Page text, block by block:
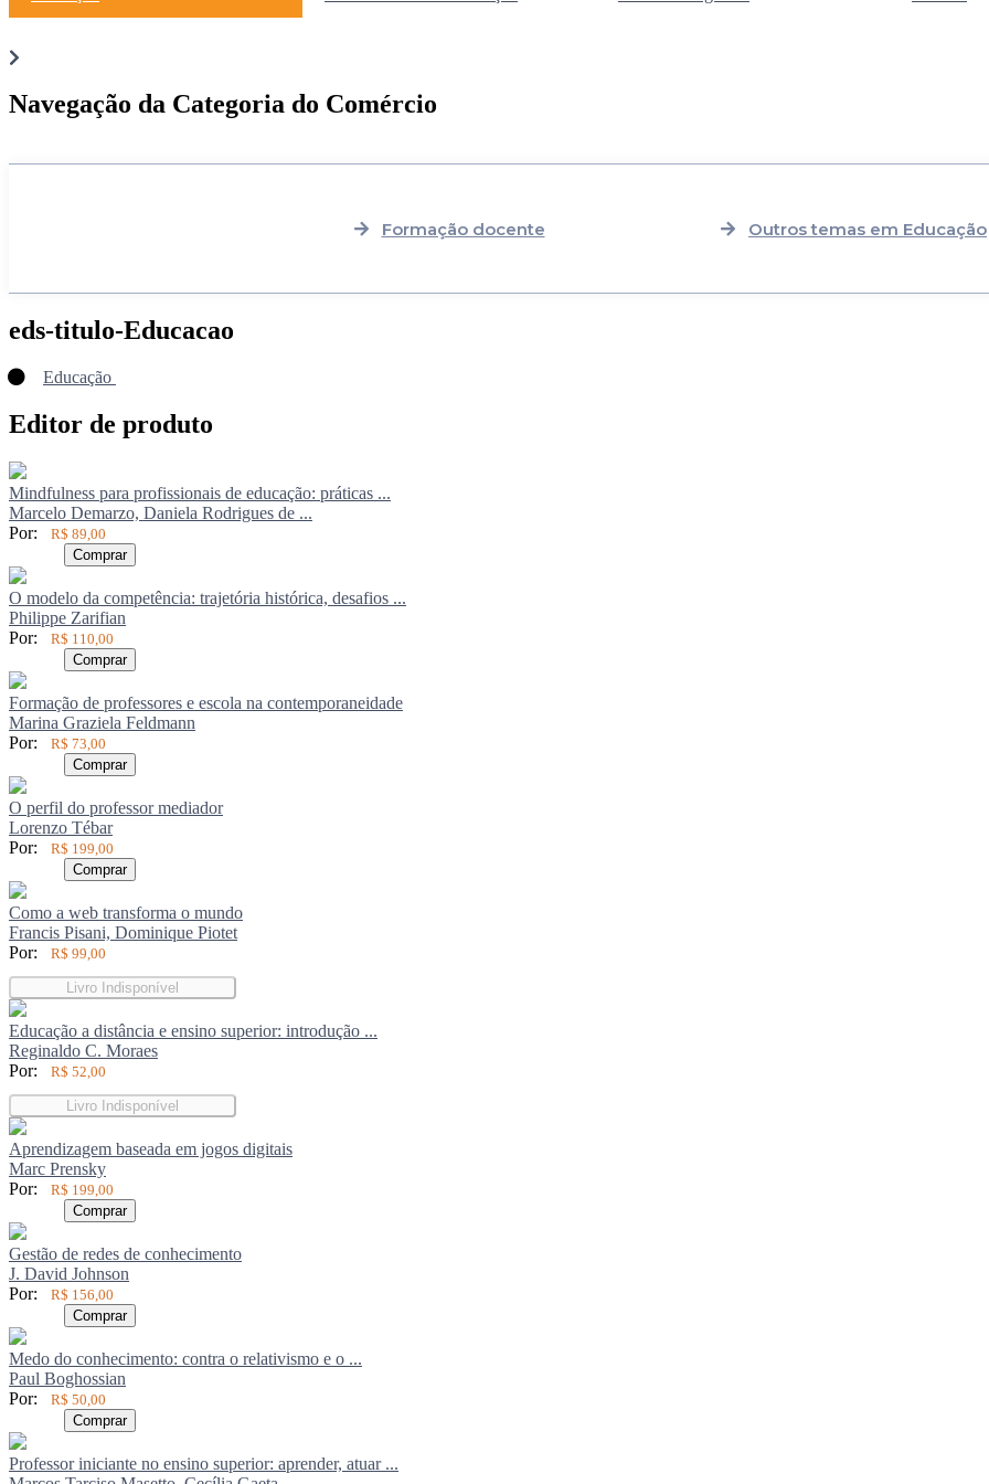
Navegação da Categoria do Comércio
Formação docente Outros temas em Educação
eds-titulo-Educacao
Educação
Editor de produto
Mindfulness para profissionais de educação: práticas ...
Marcelo Demarzo, Daniela Rodrigues de ...
Por:
R$ 89,00
Comprar
O modelo da competência: trajetória histórica, desafios ...
Philippe Zarifian
Por:
R$ 110,00
Comprar
Formação de professores e escola na contemporaneidade
Marina Graziela Feldmann
Por:
R$ 73,00
Comprar
O perfil do professor mediador
Lorenzo Tébar
Por:
R$ 199,00
Comprar
Como a web transforma o mundo
Francis Pisani, Dominique Piotet
Por:
R$ 99,00
Livro Indisponível
Educação a distância e ensino superior: introdução ...
Reginaldo C. Moraes
Por:
R$ 52,00
Livro Indisponível
Aprendizagem baseada em jogos digitais
Marc Prensky
Por:
R$ 199,00
Comprar
Gestão de redes de conhecimento
J. David Johnson
Por:
R$ 156,00
Comprar
Medo do conhecimento: contra o relativismo e o ...
Paul Boghossian
Por:
R$ 50,00
Comprar
Professor iniciante no ensino superior: aprender, atuar ...